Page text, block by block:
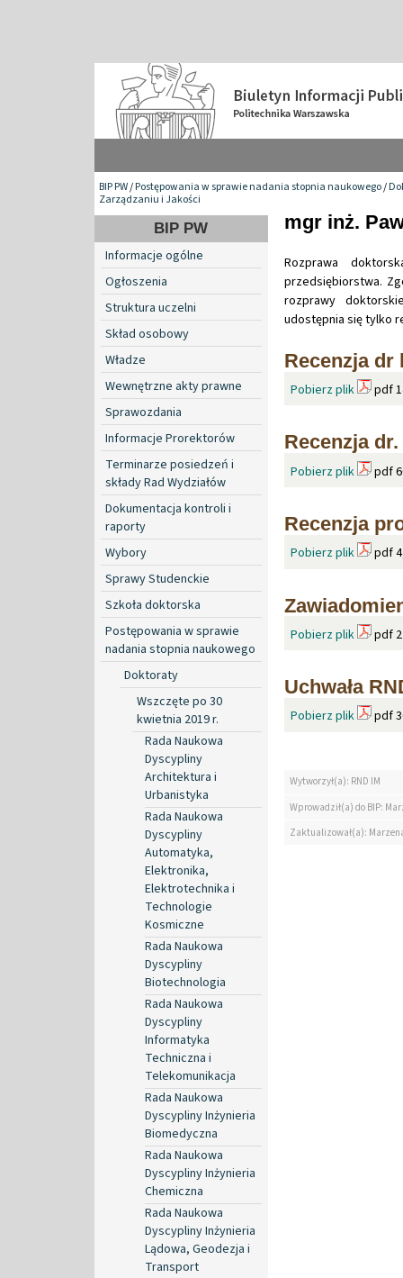
BIP PW/Postępowania w sprawie nadania stopnia naukowego/
Zarządzaniu i Jakości
BIP PW
Informacje ogólne
Ogłoszenia
Struktura uczelni
Skład osobowy
Władze
Wewnętrzne akty prawne
Sprawozdania
Informacje Prorektorów
Terminarze posiedzeń i
składy Rad Wydziałów
Dokumentacja kontroli i
raporty
Wybory
Sprawy Studenckie
Szkoła doktorska
Postępowania w sprawie
nadania stopnia naukowego
Doktoraty
Wszczęte po 30
kwietnia 2019 r.
Rada Naukowa
Dyscypliny
Architektura i
Urbanistyka
Rada Naukowa
Dyscypliny
Automatyka,
Elektronika,
Elektrotechnika i
Technologie
Kosmiczne
Rada Naukowa
Dyscypliny
Biotechnologia
Rada Naukowa
Dyscypliny
Informatyka
Techniczna i
Telekomunikacja
Rada Naukowa
Dyscypliny Inżynieria
Biomedyczna
Rada Naukowa
Dyscypliny Inżynieria
Chemiczna
Rada Naukowa
Dyscypliny Inżynieria
Lądowa, Geodezja i
Transport
mgr inż.
Rozprawa
przedsiębiorstwa.
rozprawy
udostępnia się tylko
Recenzja dr
Pobierz plik pdf
Recenzja
Pobierz plik pdf
Recenzja
Pobierz plik pdf
Pobierz plik pdf
Uchwała
Pobierz plik pdf
Wytworzył(a): RND IM
Wprowadził(a) do BIP:
Zaktualizował(a):